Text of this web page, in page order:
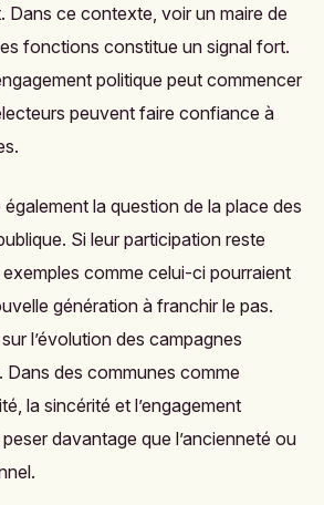
Dans ce contexte, voir un maire de
fonctions constitue un signal fort.
politique peut commencer
peuvent faire confiance à
la question de la place des
Si leur participation reste
comme celui-ci pourraient
génération à franchir le pas.
l’évolution des campagnes
Dans des communes comme
la sincérité et l’engagement
davantage que l’ancienneté ou